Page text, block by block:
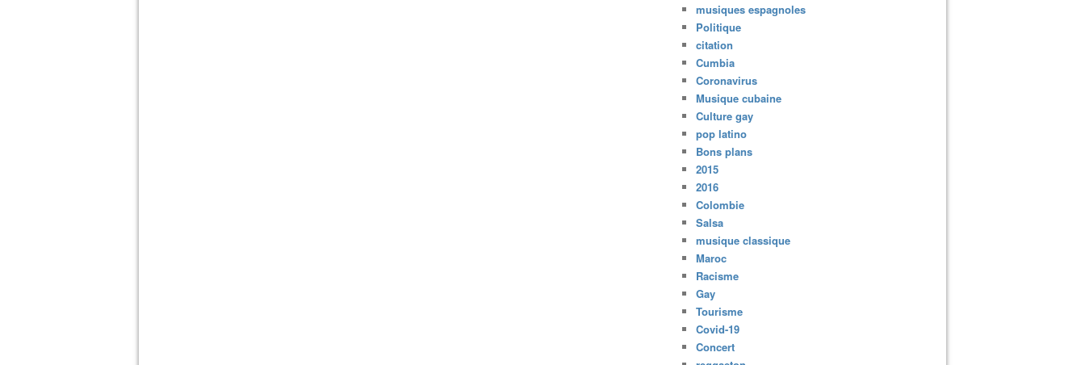
musiques espagnoles
Politique
citation
Cumbia
Coronavirus
Musique cubaine
Culture gay
pop latino
Bons plans
2015
2016
Colombie
Salsa
musique classique
Maroc
Racisme
Gay
Tourisme
Covid-19
Concert